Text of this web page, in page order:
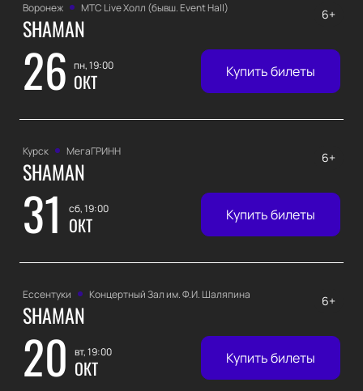
Воронеж МТС Live Холл (бывш. Event Hall)
SHAMAN
26 пн, 19:00
ОКТ
6+
Купить билеты
Курск МегаГРИНН
SHAMAN
31 сб, 19:00
ОКТ
6+
Купить билеты
Ессентуки Концертный Зал им. Ф.И. Шаляпина
SHAMAN
20 вт, 19:00
ОКТ
6+
Купить билеты